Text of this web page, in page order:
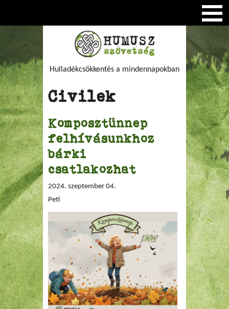
Hulladékcsökkentés a mindennapokban
Civilek
Komposztünnep
felhívásunkhoz
bárki
csatlakozhat
2024. szeptember 04.
Peti